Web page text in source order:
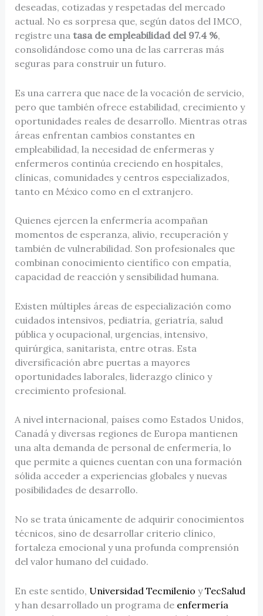
deseadas, cotizadas y respetadas del mercado
actual. No es sorpresa que, según datos del IMCO,
registre una tasa de empleabilidad del 97.4 %,
consolidándose como una de las carreras más
seguras para construir un futuro.
Es una carrera que nace de la vocación de servicio,
pero que también ofrece estabilidad, crecimiento y
oportunidades reales de desarrollo. Mientras otras
áreas enfrentan cambios constantes en
empleabilidad, la necesidad de enfermeras y
enfermeros continúa creciendo en hospitales,
clínicas, comunidades y centros especializados,
tanto en México como en el extranjero.
Quienes ejercen la enfermería acompañan
momentos de esperanza, alivio, recuperación y
también de vulnerabilidad. Son profesionales que
combinan conocimiento científico con empatía,
capacidad de reacción y sensibilidad humana.
Existen múltiples áreas de especialización como
cuidados intensivos, pediatría, geriatría, salud
pública y ocupacional, urgencias, intensivo,
quirúrgica, sanitarista, entre otras. Esta
diversificación abre puertas a mayores
oportunidades laborales, liderazgo clínico y
crecimiento profesional.
A nivel internacional, países como Estados Unidos,
Canadá y diversas regiones de Europa mantienen
una alta demanda de personal de enfermería, lo
que permite a quienes cuentan con una formación
sólida acceder a experiencias globales y nuevas
posibilidades de desarrollo.
No se trata únicamente de adquirir conocimientos
técnicos, sino de desarrollar criterio clínico,
fortaleza emocional y una profunda comprensión
del valor humano del cuidado.
En este sentido, Universidad Tecmilenio yTecSalud
y han desarrollado un programa de enfermería